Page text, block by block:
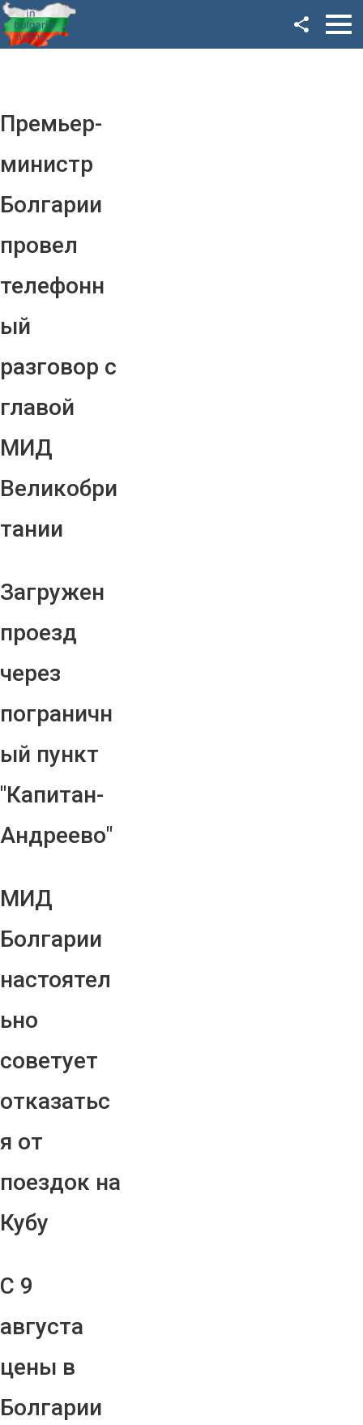
Премьер-
министр
Болгарии
провел
телефонн
ый
разговор с
главой
МИД
Великобри
тании
Загружен
проезд
через
пограничн
ый пункт
"Капитан-
Андреево"
МИД
Болгарии
настоятел
ьно
советует
отказатьс
я от
поездок на
Кубу
С 9
августа
цены в
Болгарии